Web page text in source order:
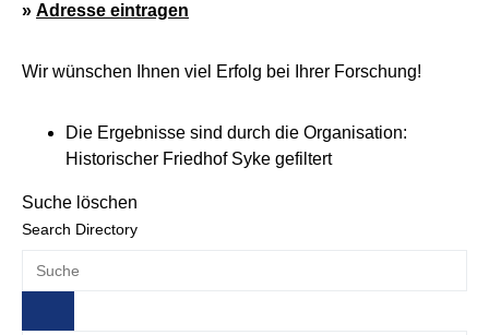
» Adresse eintragen
Wir wünschen Ihnen viel Erfolg bei Ihrer Forschung!
Die Ergebnisse sind durch die Organisation:
Historischer Friedhof Syke gefiltert
Suche löschen
Search Directory